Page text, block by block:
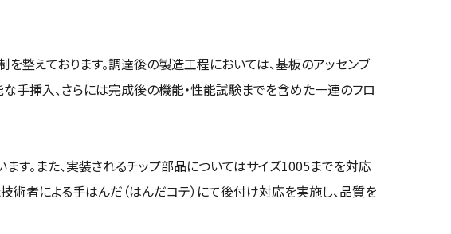
整えております。調達後の製造工程においては、基板のアッセンブ
手挿入、さらには完成後の機能・性能試験までを含めた一連のフロ
す。また、実装されるチップ部品についてはサイズ1005までを対応
術者による手はんだ（はんだコテ）にて後付け対応を実施し、品質を